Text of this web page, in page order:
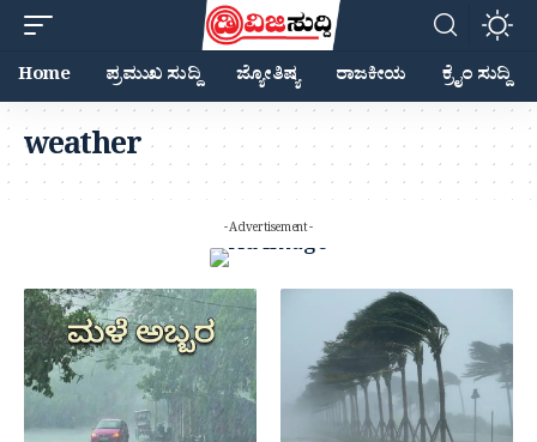
Home ಪ್ರಮುಖ ಸುದ್ದಿ ಜ್ಯೋತಿಷ್ಯ ರಾಜಕೀಯ ಕ್ರೈಂ ಸುದ್ದಿ
weather
- Advertisement -